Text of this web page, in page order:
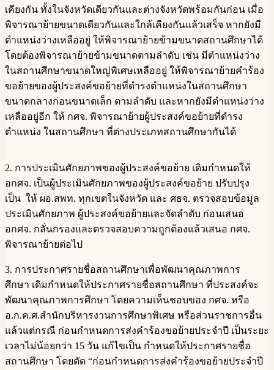
เคียงกัน ทั้งในจังหวัดเดียวกันและต่างจังหวัดพร้อมกันก่อน เมื่อ
พิจารณาย้ายขนาดเดียวกันและใกล้เคียงกันแล้วเสร็จ หากยังมี
ตำแหน่งว่างเหลืออยู่ ให้พิจารณาย้ายข้ามขนาดสถานศึกษาได้
โดยต้องพิจารณาย้ายข้ามขนาดตามลำดับ เช่น มีตำแหน่งว่าง
ในสถานศึกษาขนาดใหญ่พิเศษเหลืออยู่ ให้พิจารณาย้ายคำร้อง
ขอย้ายของผู้ประสงค์ขอย้ายที่ดำรงตำแหน่งในสถานศึกษา
ขนาดกลางก่อนขนาดเล็ก ตามลำดับ และหากยังมีตำแหน่งว่าง
เหลืออยู่อีก ให้ กศจ. พิจารณาย้ายผู้ประสงค์ขอย้ายที่ดำรง
ตำแหน่ง ในสถานศึกษา ที่ต่างประเภทสถานศึกษากันได้
2. การประเมินศักยภาพของผู้ประสงค์ขอย้าย เดิมกำหนดให้
อกศจ. เป็นผู้ประเมินศักยภาพของผู้ประสงค์ขอย้าย ปรับปรุง
เป็น ให้ ผอ.สพท. ทุกเขตในจังหวัด และ ศธจ. ตรวจสอบข้อมูล
ประเมินศักยภาพ ผู้ประสงค์ขอย้ายและจัดลำดับ ก่อนเสนอ
อกศจ. กลั่นกรองและตรวจสอบความถูกต้องแล้วเสนอ กศจ.
พิจารณาย้ายต่อไป
3. การประกาศรายชื่อสถานศึกษาเพื่อพัฒนาคุณภาพการ
ศึกษา เดิมกำหนดให้ประกาศรายชื่อสถานศึกษา ที่ประสงค์จะ
พัฒนาคุณภาพการศึกษา โดยความเห็นชอบของ กศจ. หรือ
อ.ก.ค.ศ.สำนักบริหารงานการศึกษาพิเศษ หรือส่วนราชการอื่น
แล้วแต่กรณี ก่อนกำหนดการส่งคำร้องขอย้ายประจำปี เป็นระยะ
เวลาไม่น้อยกว่า 15 วัน แก้ไขเป็น กำหนดให้ประกาศรายชื่อ
สถานศึกษา โดยตัด “ก่อนกำหนดการส่งคำร้องขอย้ายประจำปี